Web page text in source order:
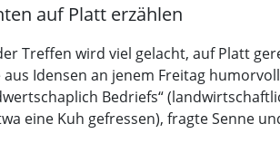
auf Platt erzählen
Treffen wird viel gelacht, auf Platt
aus Idensen an jenem Freitag
Bedriefs“
eine Kuh gefressen), fragte Senne